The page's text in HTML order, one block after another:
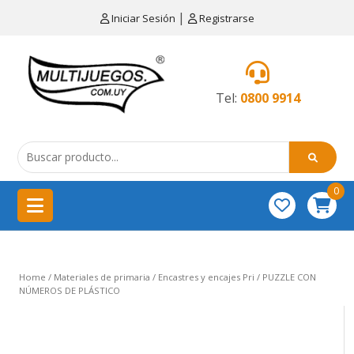
Iniciar Sesión | Registrarse
Tel: 0800 9914
MENÚ
de
cocina
China
importación
Educativos
0
Home / Materiales de primaria / Encastres y encajes Pri / PUZZLE CON
NÚMEROS DE PLÁSTICO